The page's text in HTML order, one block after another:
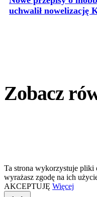
uchwalił nowelizację
Zobacz
Ta strona wykorzystuje pliki
wyrażasz zgodę na ich
AKCEPTUJĘ Więcej